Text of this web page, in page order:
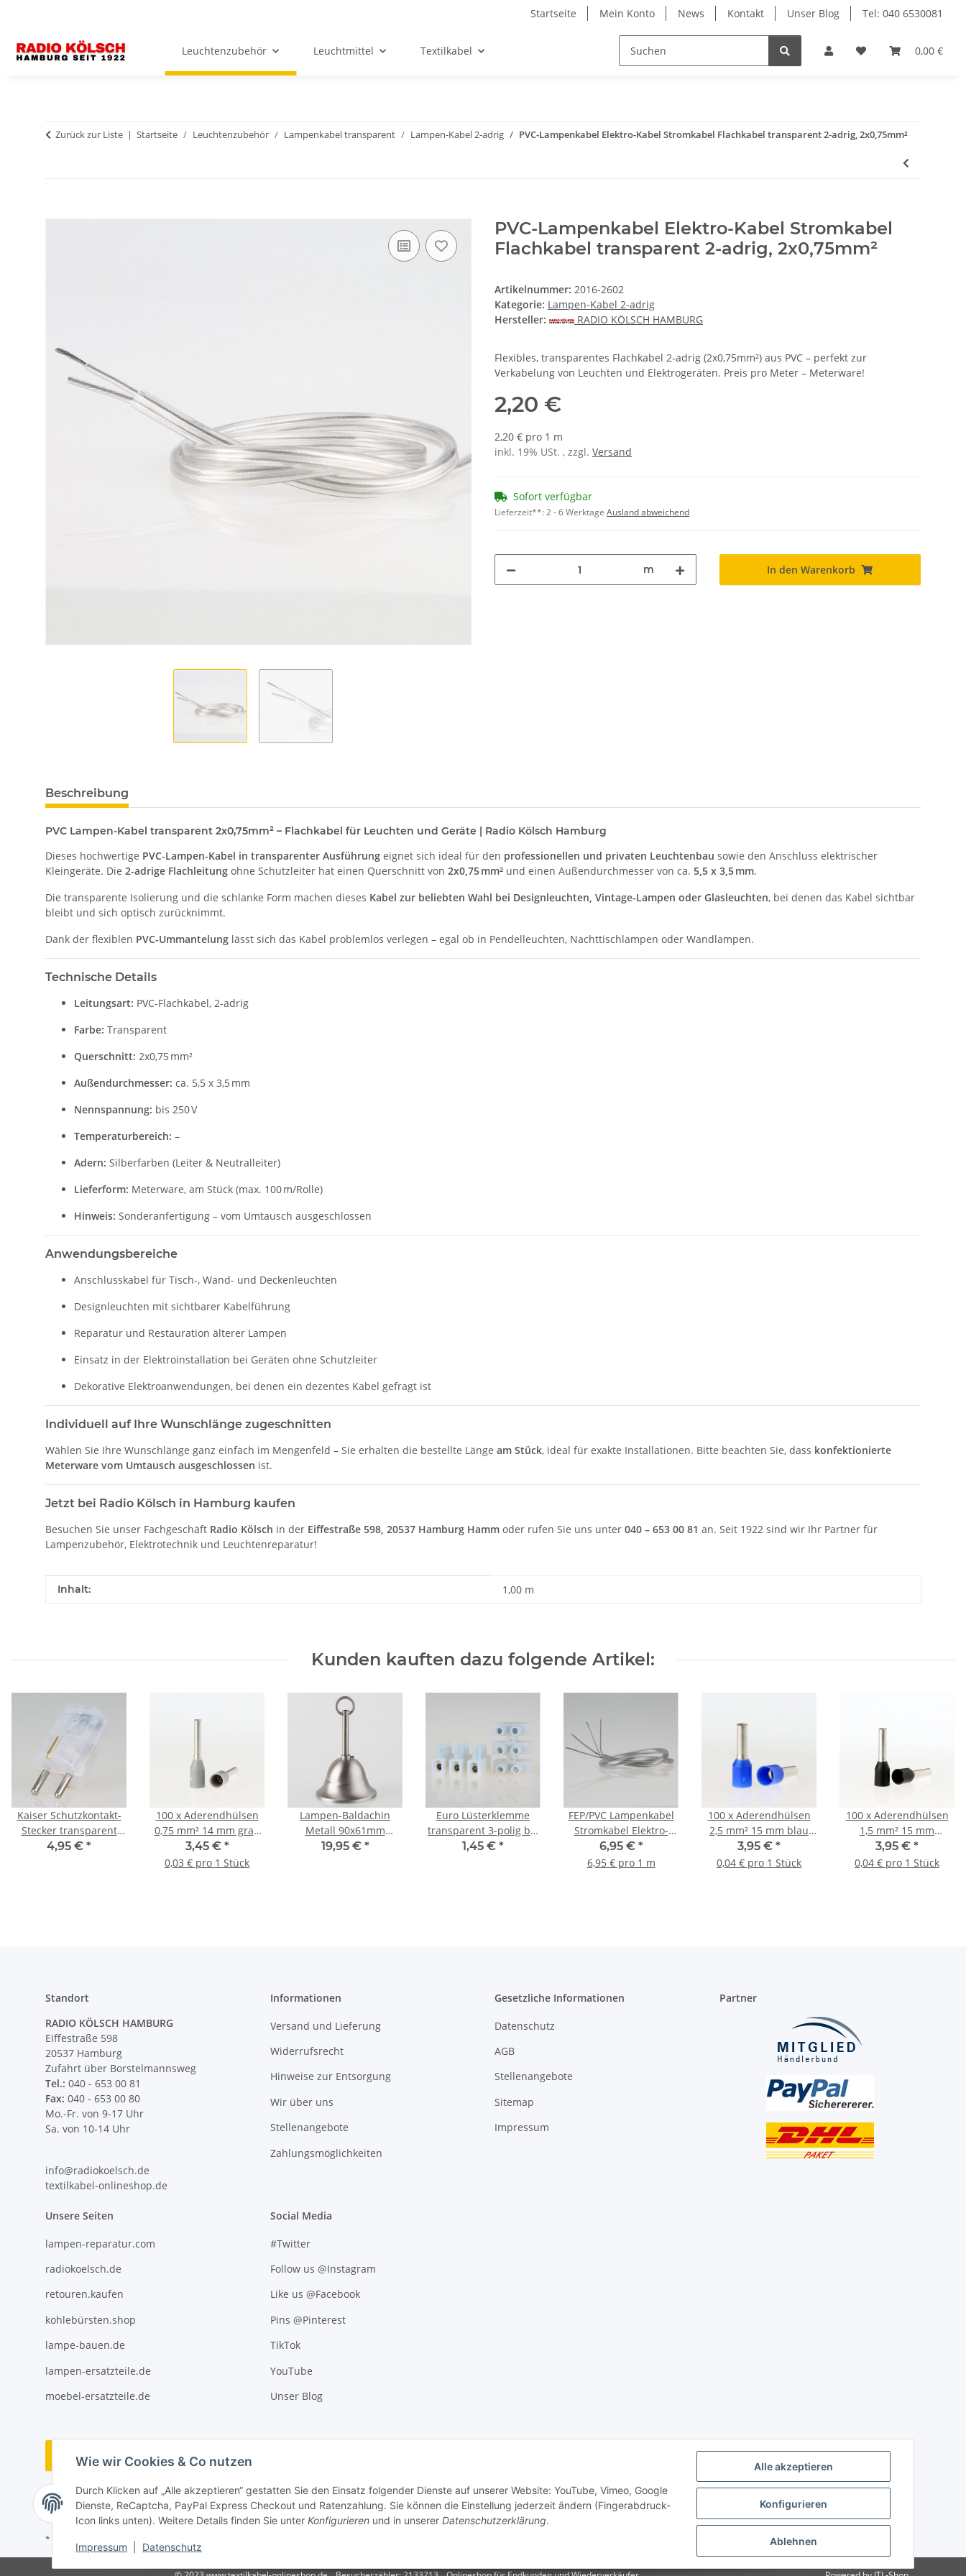
Alle akzeptieren
Konfigurieren
Ablehnen
Wie wir Cookies & Co nutzen
Durch Klicken auf „Alle akzeptieren“ gestatten Sie den Einsatz folgender Dienste auf unserer Website: YouTube, Vimeo, Google
Dienste, ReCaptcha, PayPal Express Checkout und Ratenzahlung. Sie können die Einstellung jederzeit ändern (Fingerabdruck-
Icon links unten). Weitere Details finden Sie unter Konfigurieren und in unserer Datenschutzerklärung.
Impressum Datenschutz
Startseite Mein Konto News Kontakt Unser Blog Tel: 040 6530081
0,00 €
Leuchtenzubehör Leuchtmittel Textilkabel
Zurück zur Liste Startseite Leuchtenzubehör Lampenkabel transparent Lampen-Kabel 2-adrig PVC-Lampenkabel Elektro-Kabel Stromkabel Flachkabel transparent 2-adrig, 2x0,75mm²
PVC-Lampenkabel Elektro-Kabel Stromkabel
Flachkabel transparent 2-adrig, 2x0,75mm²
Artikelnummer: 2016-2602
Kategorie: Lampen-Kabel 2-adrig
Hersteller:
RADIO KÖLSCH HAMBURG
Flexibles, transparentes Flachkabel 2-adrig (2x0,75mm²) aus PVC – perfekt zur
Verkabelung von Leuchten und Elektrogeräten. Preis pro Meter – Meterware!
2,20 €
2,20 € pro 1 m
inkl. 19% USt. , zzgl. Versand
Sofort verfügbar
Lieferzeit**:2 - 6 Werktage Ausland abweichend
m In den Warenkorb
Beschreibung
PVC Lampen-Kabel transparent 2x0,75mm² – Flachkabel für Leuchten und Geräte | Radio Kölsch Hamburg
Dieses hochwertige PVC-Lampen-Kabel in transparenter Ausführung eignet sich ideal für den professionellen und privaten Leuchtenbau sowie den Anschluss elektrischer
Kleingeräte. Die 2-adrige Flachleitung ohne Schutzleiter hat einen Querschnitt von 2x0,75 mm² und einen Außendurchmesser von ca. 5,5 x 3,5 mm.
Die transparente Isolierung und die schlanke Form machen dieses Kabel zur beliebten Wahl bei Designleuchten, Vintage-Lampen oder Glasleuchten, bei denen das Kabel sichtbar
bleibt und sich optisch zurücknimmt.
Dank der flexiblen PVC-Ummantelung lässt sich das Kabel problemlos verlegen – egal ob in Pendelleuchten, Nachttischlampen oder Wandlampen.
Technische Details
Leitungsart: PVC-Flachkabel, 2-adrig
Farbe: Transparent
Querschnitt: 2x0,75 mm²
Außendurchmesser: ca. 5,5 x 3,5 mm
Nennspannung: bis 250 V
Temperaturbereich: –
Adern: Silberfarben (Leiter & Neutralleiter)
Lieferform: Meterware, am Stück (max. 100 m/Rolle)
Hinweis: Sonderanfertigung – vom Umtausch ausgeschlossen
Anwendungsbereiche
Anschlusskabel für Tisch-, Wand- und Deckenleuchten
Designleuchten mit sichtbarer Kabelführung
Reparatur und Restauration älterer Lampen
Einsatz in der Elektroinstallation bei Geräten ohne Schutzleiter
Dekorative Elektroanwendungen, bei denen ein dezentes Kabel gefragt ist
Individuell auf Ihre Wunschlänge zugeschnitten
Wählen Sie Ihre Wunschlänge ganz einfach im Mengenfeld – Sie erhalten die bestellte Länge am Stück, ideal für exakte Installationen. Bitte beachten Sie, dass konfektionierte
Meterware vom Umtausch ausgeschlossen ist.
Jetzt bei Radio Kölsch in Hamburg kaufen
Besuchen Sie unser Fachgeschäft Radio Kölsch in der Eiffestraße 598, 20537 Hamburg Hamm oder rufen Sie uns unter 040 – 653 00 81 an. Seit 1922 sind wir Ihr Partner für
Lampenzubehör, Elektrotechnik und Leuchtenreparatur!
Produkteigenschaft
Wert
Inhalt: 1,00 m
Kunden kauften dazu folgende Artikel:
Kaiser Schutzkontakt-
Stecker transparent
250V/16A
4,95 € *
100 x Aderendhülsen
0,75 mm² 14 mm grau
isoliert
3,45 € *
0,03 € pro 1 Stück
Lampen-Baldachin
Metall 90x61mm
flämisch Edelstahloptik
19,95 € *
Euro Lüsterklemme
transparent 3-polig bis
10 mm² 22x31x19mm
1,45 € *
FEP/PVC Lampenkabel
Stromkabel Elektro-
Kabel Rundkabel
transparent 4-adrig
6,95 € *
6,95 € pro 1 m
100 x Aderendhülsen
2,5 mm² 15 mm blau
isoliert
3,95 € *
0,04 € pro 1 Stück
100 x Aderendhülsen
1,5 mm² 15 mm
schwarz isoliert
3,95 € *
0,04 € pro 1 Stück
Standort
RADIO KÖLSCH HAMBURG
Eiffestraße 598
20537 Hamburg
Zufahrt über Borstelmannsweg
Tel.: 040 - 653 00 81
Fax: 040 - 653 00 80
Mo.-Fr. von 9-17 Uhr
Sa. von 10-14 Uhr
info@radiokoelsch.de
textilkabel-onlineshop.de
Informationen
Versand und Lieferung
Widerrufsrecht
Hinweise zur Entsorgung
Wir über uns
Stellenangebote
Zahlungsmöglichkeiten
Gesetzliche Informationen
Datenschutz
AGB
Stellenangebote
Sitemap
Impressum
Partner
Unsere Seiten
lampen-reparatur.com
radiokoelsch.de
retouren.kaufen
kohlebürsten.shop
lampe-bauen.de
lampen-ersatzteile.de
moebel-ersatzteile.de
Social Media
#Twitter
Follow us @Instagram
Like us @Facebook
Pins @Pinterest
TikTok
YouTube
Unser Blog
Vertrag widerrufen
* Alle Preise inkl. gesetzlicher USt., ** siehe Lieferbedingungen, zzgl.